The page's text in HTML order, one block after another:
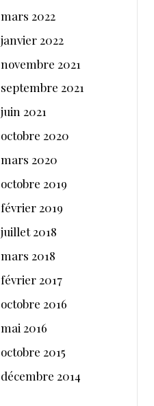
mars 2022
janvier 2022
novembre 2021
septembre 2021
juin 2021
octobre 2020
mars 2020
octobre 2019
février 2019
juillet 2018
mars 2018
février 2017
octobre 2016
mai 2016
octobre 2015
décembre 2014